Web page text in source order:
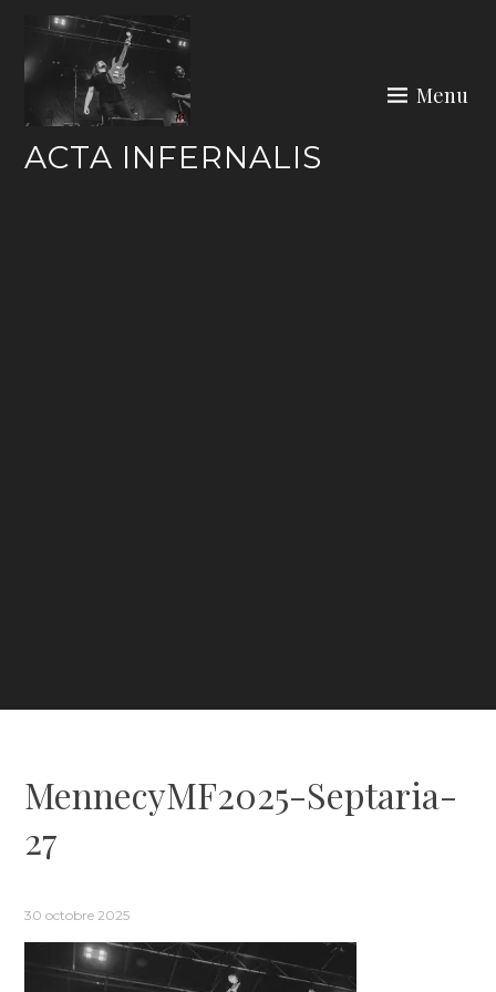
content
ACTA INFERNALIS
Menu
MennecyMF2025-Septaria-
27
30 octobre 2025